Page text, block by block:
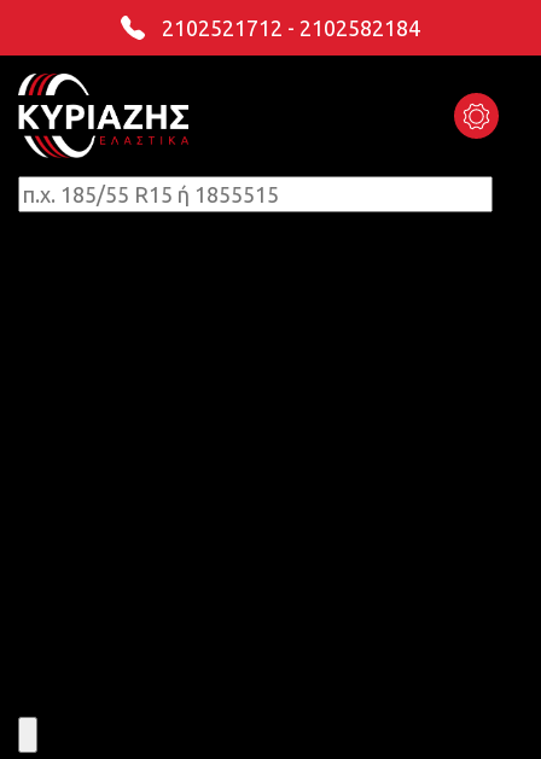
2102521712 - 2102582184